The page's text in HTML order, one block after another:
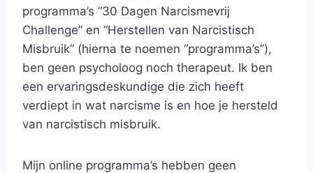
programma’s “30 Dagen Narcismevrij
Challenge” en “Herstellen van Narcistisch
Misbruik” (hierna te noemen “programma’s”),
ben geen psycholoog noch therapeut. Ik ben
een ervaringsdeskundige die zich heeft
verdiept in wat narcisme is en hoe je hersteld
van narcistisch misbruik.
Mijn online programma’s hebben geen